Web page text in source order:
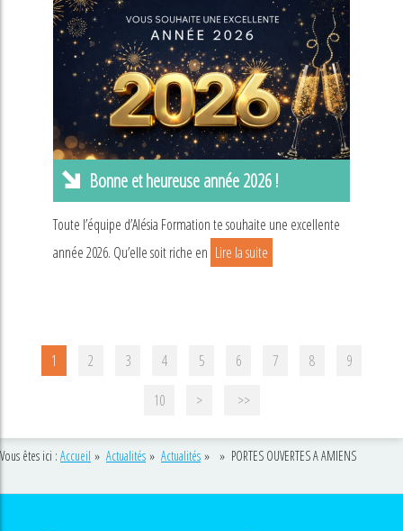
Bonne et heureuse année 2026 !
Toute l’équipe d’Alésia Formation te souhaite une excellente
année 2026. Qu’elle soit riche en Lire la suite
1 2 3 4 5 6 7 8
9
10
> >>
Vous êtes ici : Accueil » Actualités » Actualités » » PORTES OUVERTES A AMIENS